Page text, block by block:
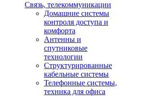
Связь, телекоммуникации
Домашние системы
контроля доступа и
комфорта
Антенны и
спутниковые
технологии
Структурированные
кабельные системы
Телефонные системы,
техника для офиса